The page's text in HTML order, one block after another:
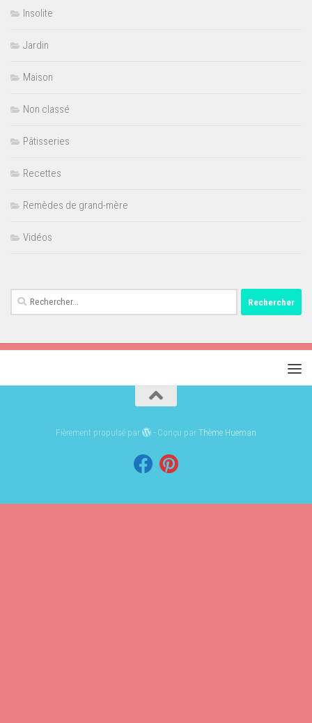
Insolite
Jardin
Maison
Non classé
Pâtisseries
Recettes
Remèdes de grand-mère
Vidéos
Rechercher :
Fièrement propulsé par - Conçu parThème Hueman